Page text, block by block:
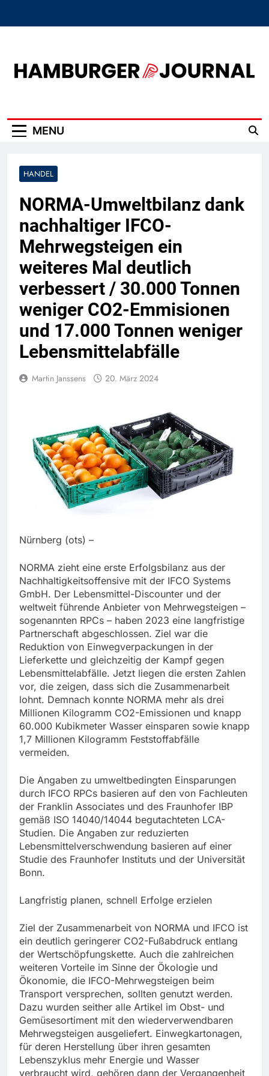
MENU
HANDEL
NORMA-Umweltbilanz dank
nachhaltiger IFCO-
Mehrwegsteigen ein
weiteres Mal deutlich
verbessert / 30.000 Tonnen
weniger CO2-Emmisionen
und 17.000 Tonnen weniger
Lebensmittelabfälle
Martin Janssens 20. März 2024
Nürnberg (ots) –
NORMA zieht eine erste Erfolgsbilanz aus der
Nachhaltigkeitsoffensive mit der IFCO Systems
GmbH. Der Lebensmittel-Discounter und der
weltweit führende Anbieter von Mehrwegsteigen –
sogenannten RPCs – haben 2023 eine langfristige
Partnerschaft abgeschlossen. Ziel war die
Reduktion von Einwegverpackungen in der
Lieferkette und gleichzeitig der Kampf gegen
Lebensmittelabfälle. Jetzt liegen die ersten Zahlen
vor, die zeigen, dass sich die Zusammenarbeit
lohnt. Demnach konnte NORMA mehr als drei
Millionen Kilogramm CO2-Emissionen und knapp
60.000 Kubikmeter Wasser einsparen sowie knapp
1,7 Millionen Kilogramm Feststoffabfälle
vermeiden.
Die Angaben zu umweltbedingten Einsparungen
durch IFCO RPCs basieren auf den von Fachleuten
der Franklin Associates und des Fraunhofer IBP
gemäß ISO 14040/14044 begutachteten LCA-
Studien. Die Angaben zur reduzierten
Lebensmittelverschwendung basieren auf einer
Studie des Fraunhofer Instituts und der Universität
Bonn.
Langfristig planen, schnell Erfolge erzielen
Ziel der Zusammenarbeit von NORMA und IFCO ist
ein deutlich geringerer CO2-Fußabdruck entlang
der Wertschöpfungskette. Auch die zahlreichen
weiteren Vorteile im Sinne der Ökologie und
Ökonomie, die IFCO-Mehrwegsteigen beim
Transport versprechen, sollten genutzt werden.
Dazu wurden seither alle Artikel im Obst- und
Gemüsesortiment mit den wiederverwendbaren
Mehrwegsteigen ausgeliefert. Einwegkartonagen,
für deren Herstellung über ihren gesamten
Lebenszyklus mehr Energie und Wasser
verbraucht wird, gehören dann der Vergangenheit